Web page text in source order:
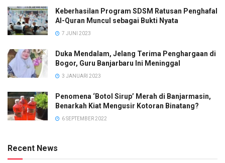
Keberhasilan Program SDSM Ratusan Penghafal
Al-Quran Muncul sebagai Bukti Nyata
7 JUNI 2023
Duka Mendalam, Jelang Terima Penghargaan di
Bogor, Guru Banjarbaru Ini Meninggal
3 JANUARI 2023
Penomena ‘Botol Sirup’ Merah di Banjarmasin,
Benarkah Kiat Mengusir Kotoran Binatang?
6 SEPTEMBER 2022
Recent News